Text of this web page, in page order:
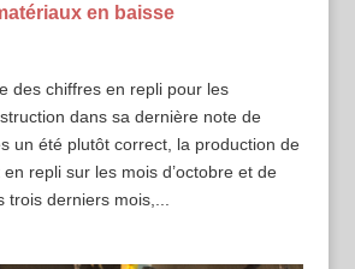
en baisse
des chiffres en repli pour les
dans sa dernière note de
un été plutôt correct, la production de
en repli sur les mois d’octobre et de
derniers mois,...